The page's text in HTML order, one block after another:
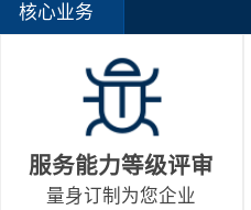
核心业务
服务能力等级评审
量身订制为您企业